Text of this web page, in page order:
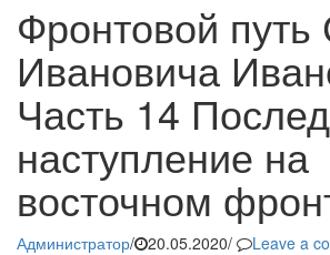
Фронтовой путь
Ивановича
Часть 14
наступление на
восточном
Администратор/ 20.05.2020/ Leave a